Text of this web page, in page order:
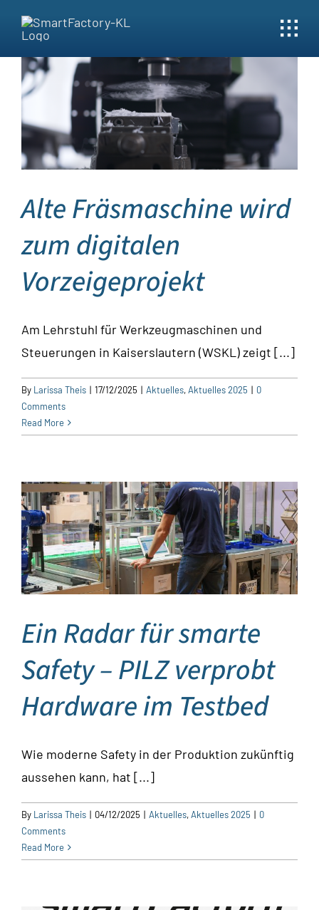
content
Alte Fräsmaschine wird
zum digitalen
Vorzeigeprojekt
Am Lehrstuhl für Werkzeugmaschinen und
Steuerungen in Kaiserslautern (WSKL) zeigt [...]
By Larissa Theis | 17/12/2025 | Aktuelles,Aktuelles 2025 | 0
Comments
Read More
Ein Radar für smarte
Safety – PILZ verprobt
Hardware im Testbed
Wie moderne Safety in der Produktion zukünftig
aussehen kann, hat [...]
By Larissa Theis | 04/12/2025 | Aktuelles,Aktuelles 2025 | 0
Comments
Read More